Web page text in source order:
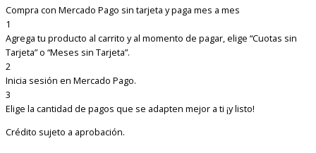
Compra con Mercado Pago sin tarjeta y paga mes a mes
1
Agrega tu producto al carrito y al momento de pagar, elige “Cuotas sin
Tarjeta” o “Meses sin Tarjeta”.
2
Inicia sesión en Mercado Pago.
3
Elige la cantidad de pagos que se adapten mejor a ti ¡y listo!
Crédito sujeto a aprobación.